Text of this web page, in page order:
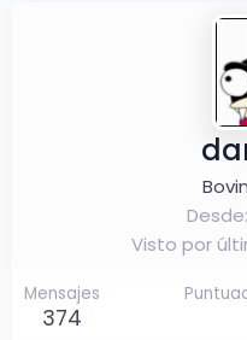
Desde
Visto por
Mensajes
374